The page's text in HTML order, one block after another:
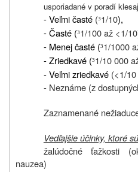
usporiadané v poradí
- Veľmi časté (³1/10),
- Časté (³1/100 až <1/10
- Menej časté (³1/1000
- Zriedkavé (³1/10 000
- Veľmi zriedkavé (<1/
- Neznáme (z
Zaznamenané
Vedľajšie účinky, ktoré
žalúdočné ťažkosti
nauzea)